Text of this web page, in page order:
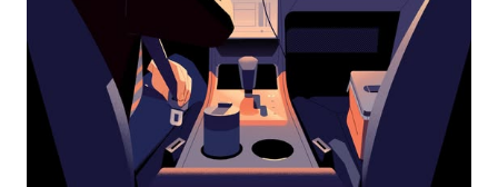
o
calendário.